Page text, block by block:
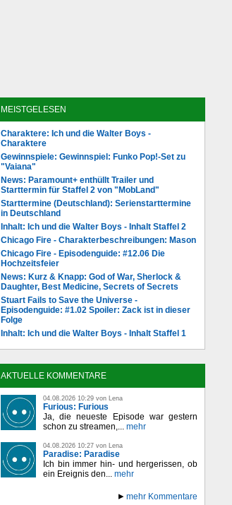
MEISTGELESEN
Charaktere: Ich und die Walter Boys -
Charaktere
Gewinnspiele: Gewinnspiel: Funko Pop!-Set zu
"Vaiana"
News: Paramount+ enthüllt Trailer und
Starttermin für Staffel 2 von "MobLand"
Starttermine (Deutschland): Serienstarttermine
in Deutschland
Inhalt: Ich und die Walter Boys - Inhalt Staffel 2
Chicago Fire - Charakterbeschreibungen: Mason
Chicago Fire - Episodenguide: #12.06 Die
Hochzeitsfeier
News: Kurz & Knapp: God of War, Sherlock &
Daughter, Best Medicine, Secrets of Secrets
Stuart Fails to Save the Universe -
Episodenguide: #1.02 Spoiler: Zack ist in dieser
Folge
Inhalt: Ich und die Walter Boys - Inhalt Staffel 1
AKTUELLE KOMMENTARE
04.08.2026 10:29 von Lena
Furious: Furious
Ja, die neueste Episode war gestern
schon zu streamen,... mehr
04.08.2026 10:27 von Lena
Paradise: Paradise
Ich bin immer hin- und hergerissen, ob
ein Ereignis den... mehr
mehr Kommentare